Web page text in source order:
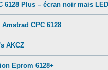
6128 Plus – écran noir mais
CPC 6128
AKCZ
Eprom 6128+